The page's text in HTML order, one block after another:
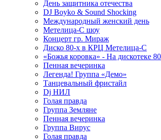
День защитника отечества
DJ Boyko & Sound Shocking
Международный женский день
Метелица-С шоу
Концерт гр. Мираж
Диско 80-х в КРЦ Метелица-С
«Божья коровка» - На дискотеке
Пенная вечеринка
Легенда! Группа «Демо»
Танцевальный фристайл
Dj НИЛ
Голая правда
Группа Земляне
Пенная вечеринка
Группа Вирус
Голая правда